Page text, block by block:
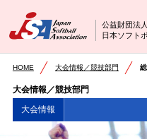
公益財団法人
日本ソフト
HOME 大会情報／競技部門
大会情報／競技部門
大会情報